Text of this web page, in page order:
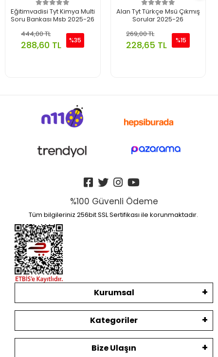
Eğitimvadisi Tyt Kimya Multi
Soru Bankası Msb 2025-26
444,00 TL
288,60 TL %35
Alan Tyt Türkçe Msü Çıkmış
Sorular 2025-26
269,00 TL
228,65 TL %15
%100 Güvenli Ödeme
Tüm bilgileriniz 256bit SSL Sertifikası ile korunmaktadır.
Kurumsal
Kategoriler
Bize Ulaşın